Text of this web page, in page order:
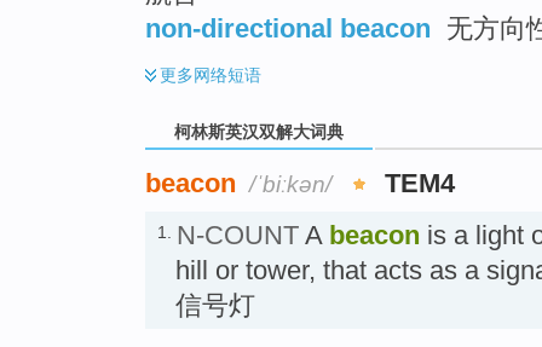
non-directional beacon 无方向
更多网络短语
柯林斯英汉双解大词典
beacon /ˈbiːkən/ TEM4
1. N-COUNT A beacon is a light
hill or tower, that acts as a
信号灯